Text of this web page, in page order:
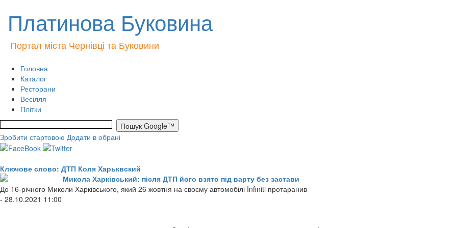
Платинова Буковина
Портал міста Чернівці та Буковини
Головна
Каталог
Ресторани
Весілля
Плітки
Зробити стартовою Додати в обрані
Ключове слово: ДТП Коля Харьквский
Микола Харківський: після ДТП його взято під варту без застави
До 16-річного Миколи Харківського, який 26 жовтня на своєму автомобілі Infiniti протаранив
- 28.10.2021 11:00